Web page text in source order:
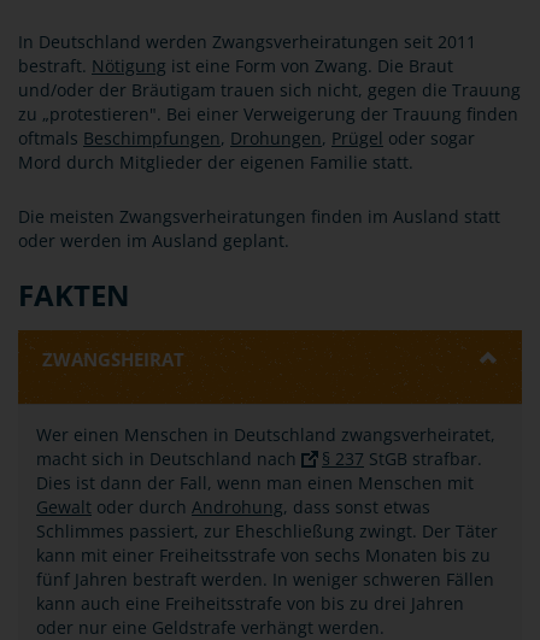
In Deutschland werden Zwangsverheiratungen seit 2011
bestraft. Nötigung ist eine Form von Zwang. Die Braut
und/oder der Bräutigam trauen sich nicht, gegen die Trauung
zu „protestieren". Bei einer Verweigerung der Trauung finden
oftmals Beschimpfungen, Drohungen, Prügel oder sogar
Mord durch Mitglieder der eigenen Familie statt.
Die meisten Zwangsverheiratungen finden im Ausland statt
oder werden im Ausland geplant.
FAKTEN
ZWANGSHEIRAT
Wer einen Menschen in Deutschland zwangsverheiratet,
macht sich in Deutschland nach
§ 237 StGB strafbar.
Dies ist dann der Fall, wenn man einen Menschen mit
Gewalt oder durch Androhung, dass sonst etwas
Schlimmes passiert, zur Eheschließung zwingt. Der Täter
kann mit einer Freiheitsstrafe von sechs Monaten bis zu
fünf Jahren bestraft werden. In weniger schweren Fällen
kann auch eine Freiheitsstrafe von bis zu drei Jahren
oder nur eine Geldstrafe verhängt werden.